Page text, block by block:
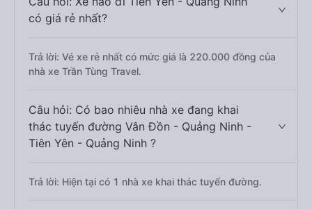
có giá rẻ nhất?
Trả lời: Vé xe rẻ nhất có mức giá là 220.000 đồng của
nhà xe Trần Tùng Travel.
Câu hỏi: Có bao nhiêu nhà xe đang khai
thác tuyến đường Vân Đồn - Quảng Ninh -
Tiên Yên - Quảng Ninh ?
Trả lời: Hiện tại có 1 nhà xe khai thác tuyến đường.